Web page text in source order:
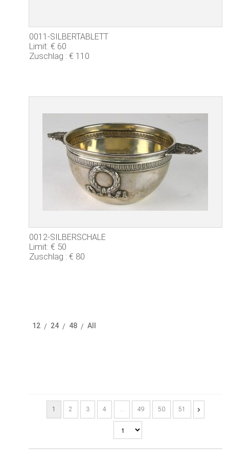
0011-SILBERTABLETT
Limit: € 60
Zuschlag : € 110
0012-SILBERSCHALE
Limit: € 50
Zuschlag : € 80
12 / 24 / 48 / All
1 2 3 4 … 49 50 51